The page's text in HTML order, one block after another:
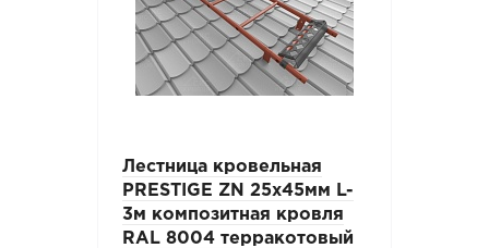
Лестница кровельная
PRESTIGE ZN 25x45мм L-
3м композитная кровля
RAL 8004 терракотовый